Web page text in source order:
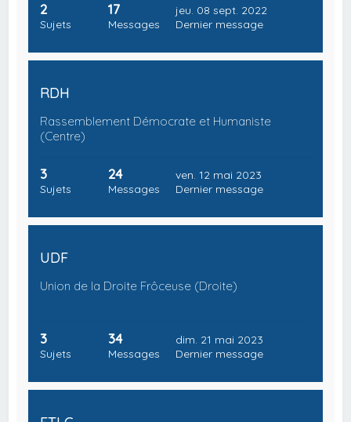
2
Sujets
17
Messages
jeu. 08 sept. 2022
Dernier message
RDH
Rassemblement Démocrate et Humaniste
(Centre)
3
Sujets
24
Messages
ven. 12 mai 2023
Dernier message
UDF
Union de la Droite Frôceuse (Droite)
3
Sujets
34
Messages
dim. 21 mai 2023
Dernier message